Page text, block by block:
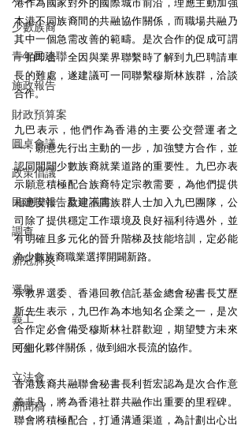
少數族裔
青年民建聯
施政報告
財政預算案
圓桌會議
政策倡議
民建聯報告及建議書
調查
新冠肺炎
選舉
義工
民生
立法會
新聞稿
本港不同族裔間的共融協作關係，而職場共融乃
其中一個急需改善的範疇。是次合作的促成可謂
一拍即合，全因與業界聯繫時了解到九巴聘請車
長的難處，遂建議可一同聯繫穆斯林族群，洽談
合作。
九巴表示，他們作為香港的主要公交營運者之
一，願意先行出主動的一步，加強雙方合作，並
認同開闢少數族裔就業道路的重要性。九巴亦表
示願意積極配合族裔特定宗教需要，為他們提供
相應安排，歡迎不同族群人士加入九巴團隊，公
司除了提供穩定工作環境及良好福利待遇外，並
有明確且多元化的晉升階梯及技能培訓，定必能
為少數族裔職業選擇開闢新路。
宗教界選委、香港回教信託基金總會秘書長艾歷
斯先生表示，九巴作為本地知名企業之一，是次
合作定必會備受穆斯林社群歡迎，期望雙方未來
可細化夥伴關係，做到細水長流的協作。
香港族裔共融聯會秘書長利哲宏認為是次合作意
義非凡，將為香港社群共融作出重要的里程碑。
聯會將積極配合，打通溝通渠道，為計劃出心出